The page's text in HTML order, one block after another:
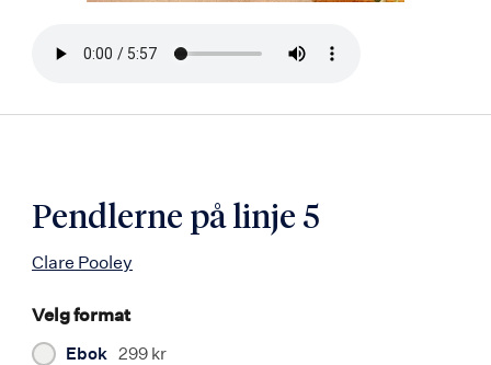
Bla
Pendlerne på linje 5
Clare Pooley
Velg format
Ebok 299 kr